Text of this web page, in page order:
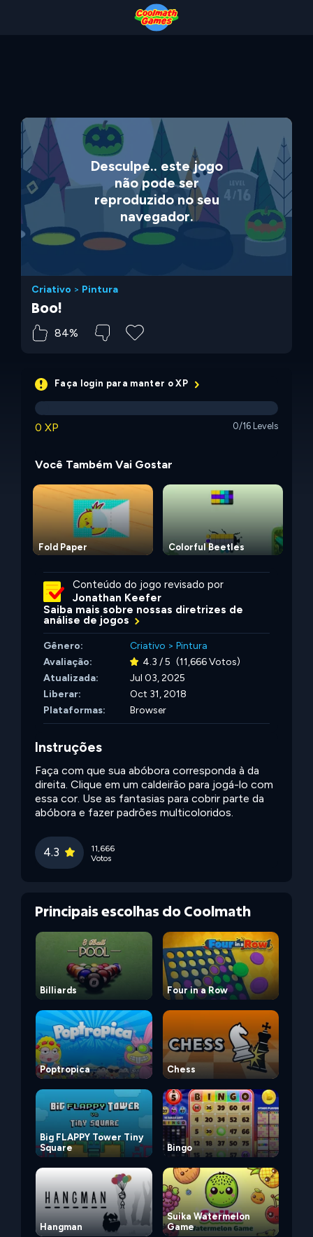
Desculpe.. este jogo
não pode ser
reproduzido no seu
navegador.
Criativo > Pintura
Boo!
84%
Faça login para manter o XP
0 XP 0/16 Levels
Você Também Vai Gostar
Fold Paper Colorful Beetles
Conteúdo do jogo revisado por
Jonathan Keefer
Saiba mais sobre nossas diretrizes de
análise de jogos
Gênero: Criativo > Pintura
Avaliação:
4.3 / 5 (11,666 Votos)
Atualizada:
Jul 03, 2025
Liberar:
Oct 31, 2018
Plataformas:
Browser
Instruções
Faça com que sua abóbora corresponda à da
direita. Clique em um caldeirão para jogá-lo com
essa cor. Use as fantasias para cobrir parte da
abóbora e fazer padrões multicoloridos.
4.3
11,666
Votos
Principais escolhas do Coolmath
Billiards Four in a Row
Poptropica Chess
Big FLAPPY Tower Tiny
Square
Bingo
Hangman
Suika Watermelon
Game